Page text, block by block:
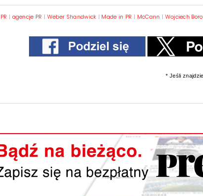
PR | agencje PR | Weber Shandwick | Made in PR | McCann | Wojciech
* Jeśli